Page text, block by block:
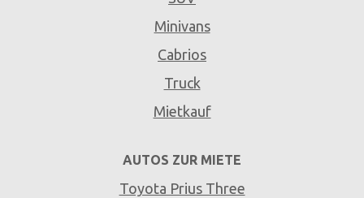
Minivans
Cabrios
Truck
Mietkauf
AUTOS ZUR MIETE
Toyota Prius Three